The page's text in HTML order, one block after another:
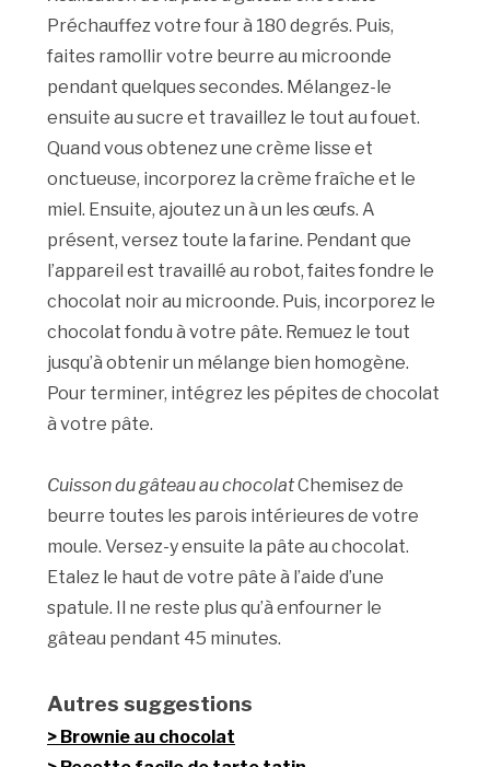
Préchauffez votre four à 180 degrés. Puis,
faites ramollir votre beurre au microonde
pendant quelques secondes. Mélangez-le
ensuite au sucre et travaillez le tout au fouet.
Quand vous obtenez une crème lisse et
onctueuse, incorporez la crème fraîche et le
miel. Ensuite, ajoutez un à un les œufs. A
présent, versez toute la farine. Pendant que
l’appareil est travaillé au robot, faites fondre le
chocolat noir au microonde. Puis, incorporez le
chocolat fondu à votre pâte. Remuez le tout
jusqu’à obtenir un mélange bien homogène.
Pour terminer, intégrez les pépites de chocolat
à votre pâte.
Cuisson du gâteau au chocolatChemisez de
beurre toutes les parois intérieures de votre
moule. Versez-y ensuite la pâte au chocolat.
Etalez le haut de votre pâte à l’aide d’une
spatule. Il ne reste plus qu’à enfourner le
gâteau pendant 45 minutes.
Autres suggestions
Brownie au chocolat